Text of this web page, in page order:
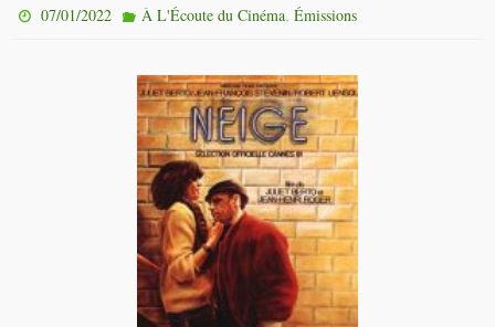
07/01/2022 À L'Écoute du Cinéma, Émissions